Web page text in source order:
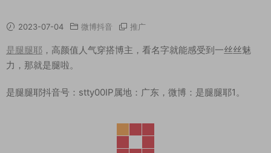
2023-07-04 微博抖音 推广
是腿腿耶 ，高颜值人气穿搭博主，看名字就能感受到一丝丝魅
力，那就是腿啦。
是腿腿耶抖音号：stty00IP属地：广东，微博：是腿腿耶1。